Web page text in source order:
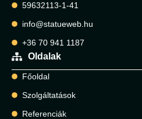
59632113-1-41
info@statueweb.hu
+36 70 941 1187
Oldalak
Főoldal
Szolgáltatások
Referenciák